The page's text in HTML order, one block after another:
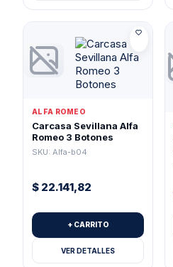
ALFA ROMEO
Carcasa Sevillana Alfa
Romeo 3 Botones
SKU: Alfa-b04
$ 22.141,82
+ CARRITO
VER DETALLES